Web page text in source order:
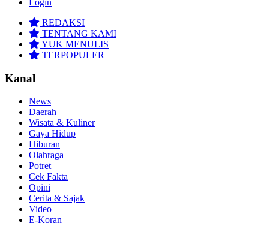
Login
REDAKSI
TENTANG KAMI
YUK MENULIS
TERPOPULER
Kanal
News
Daerah
Wisata & Kuliner
Gaya Hidup
Hiburan
Olahraga
Potret
Cek Fakta
Opini
Cerita & Sajak
Video
E-Koran